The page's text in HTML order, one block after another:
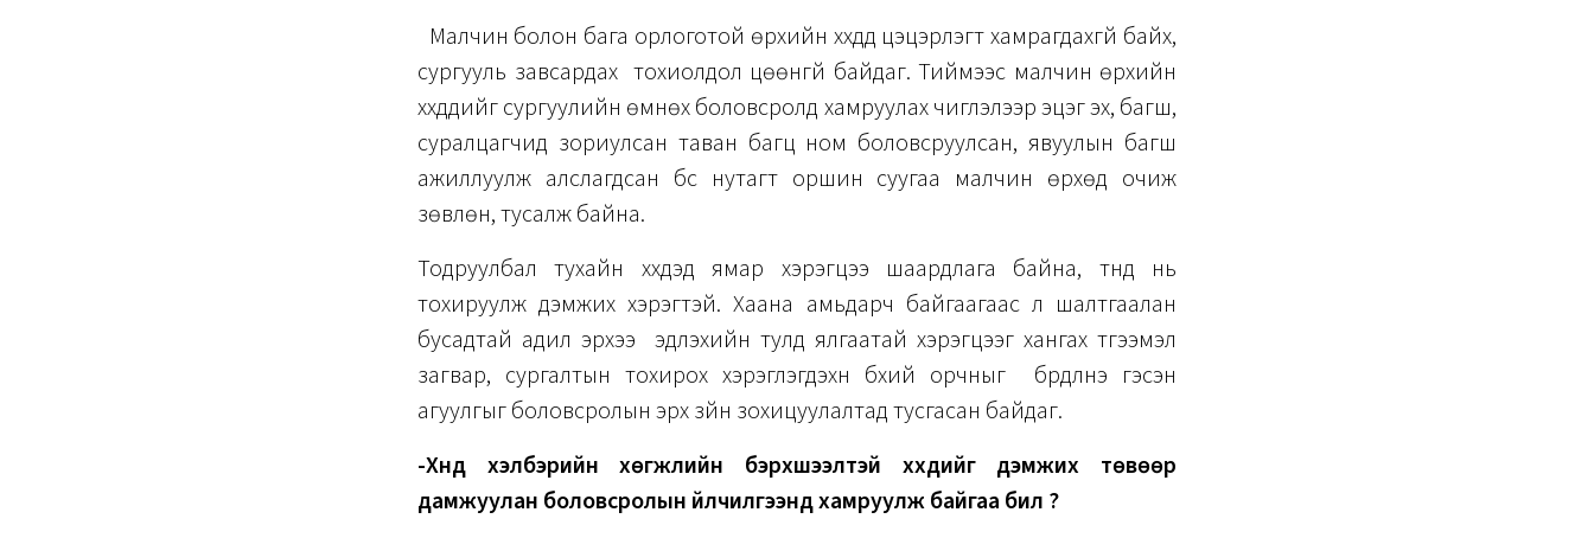
Малчин болон бага орлоготой өрхийн хүүхдүүд цэцэрлэгт хамрагдахгүй байх,
сургууль завсардах тохиолдол цөөнгүй байдаг. Тиймээс малчин өрхийн
хүүхдүүдийг сургуулийн өмнөх боловсролд хамруулах чиглэлээр эцэг эх, багш,
суралцагчид зориулсан таван багц ном боловсруулсан, явуулын багш
ажиллуулж алслагдсан бүс нутагт оршин суугаа малчин өрхөд очиж
зөвлөн, тусалж байна.
Тодруулбал тухайн хүүхдэд ямар хэрэгцээ шаардлага байна, түүнд нь
тохируулж дэмжих хэрэгтэй. Хаана амьдарч байгаагаас үл шалтгаалан
бусадтай адил эрхээ эдлэхийн тулд ялгаатай хэрэгцээг хангах түгээмэл
загвар, сургалтын тохирох хэрэглэгдэхүүн бүхий орчныг бүрдүүлнэ гэсэн
агуулгыг боловсролын эрх зүйн зохицуулалтад тусгасан байдаг.
-Хүнд хэлбэрийн хөгжлийн бэрхшээлтэй хүүхдийг дэмжих төвөөр
дамжуулан боловсролын үйлчилгээнд хамруулж байгаа бил үү?